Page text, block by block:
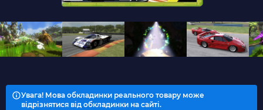
Увага! Мова обкладинки реального товару може
відрізнятися від обкладинки на сайті.